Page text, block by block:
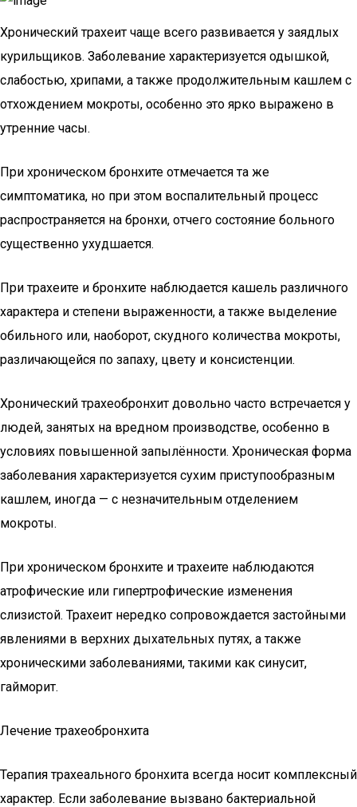
Хронический трахеит чаще всего развивается у заядлых
курильщиков. Заболевание характеризуется одышкой,
слабостью, хрипами, а также продолжительным кашлем с
отхождением мокроты, особенно это ярко выражено в
утренние часы.
При хроническом бронхите отмечается та же
симптоматика, но при этом воспалительный процесс
распространяется на бронхи, отчего состояние больного
существенно ухудшается.
При трахеите и бронхите наблюдается кашель различного
характера и степени выраженности, а также выделение
обильного или, наоборот, скудного количества мокроты,
различающейся по запаху, цвету и консистенции.
Хронический трахеобронхит довольно часто встречается у
людей, занятых на вредном производстве, особенно в
условиях повышенной запылённости. Хроническая форма
заболевания характеризуется сухим приступообразным
кашлем, иногда — с незначительным отделением
мокроты.
При хроническом бронхите и трахеите наблюдаются
атрофические или гипертрофические изменения
слизистой. Трахеит нередко сопровождается застойными
явлениями в верхних дыхательных путях, а также
хроническими заболеваниями, такими как синусит,
гайморит.
Лечение трахеобронхита
Терапия трахеального бронхита всегда носит комплексный
характер. Если заболевание вызвано бактериальной